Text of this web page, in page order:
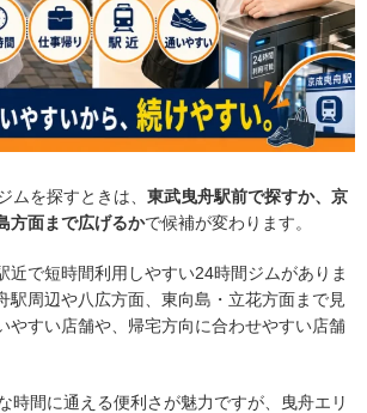
ムを探すときは、 東武曳舟駅前で探すか、京
方面まで広げるかで候補が変わります。
近で短時間利用しやすい24時間ジムがありま
駅周辺や八広方面、東向島・立花方面まで見
やすい店舗や、帰宅方向に合わせやすい店舗
時間に通える便利さが魅力ですが、曳舟エリ